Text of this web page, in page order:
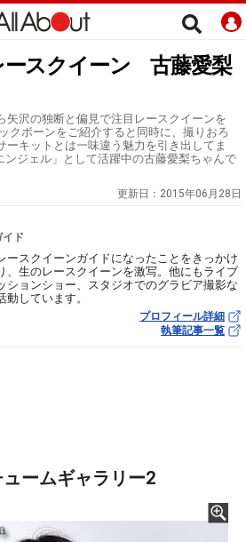
ースクイーン 古藤愛梨
矢沢の独断と偏見で注目レースクイーンを
クボーンをご紹介すると同時に、撮りおろ
ーキットとは一味違う魅力を引き出してま
ンジェル」として活躍中の古藤愛梨ちゃんで
更新日： 2015年06月28日
イド
ースクイーンガイドになったことをきっかけ
、生のレースクイーンを激写。他にもライブ
ションショー、スタジオでのグラビア撮影な
動しています。
プロフィール詳細
執筆記事一覧
ームギャラリー2